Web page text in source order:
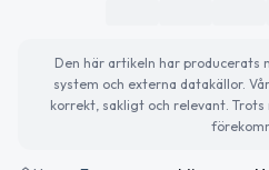
Den här artikeln har producerats
system och externa datakällor.
korrekt, sakligt och relevant.